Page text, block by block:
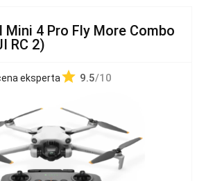
Mini 4 Pro Fly More Combo
RC 2)
eksperta 9.5/10